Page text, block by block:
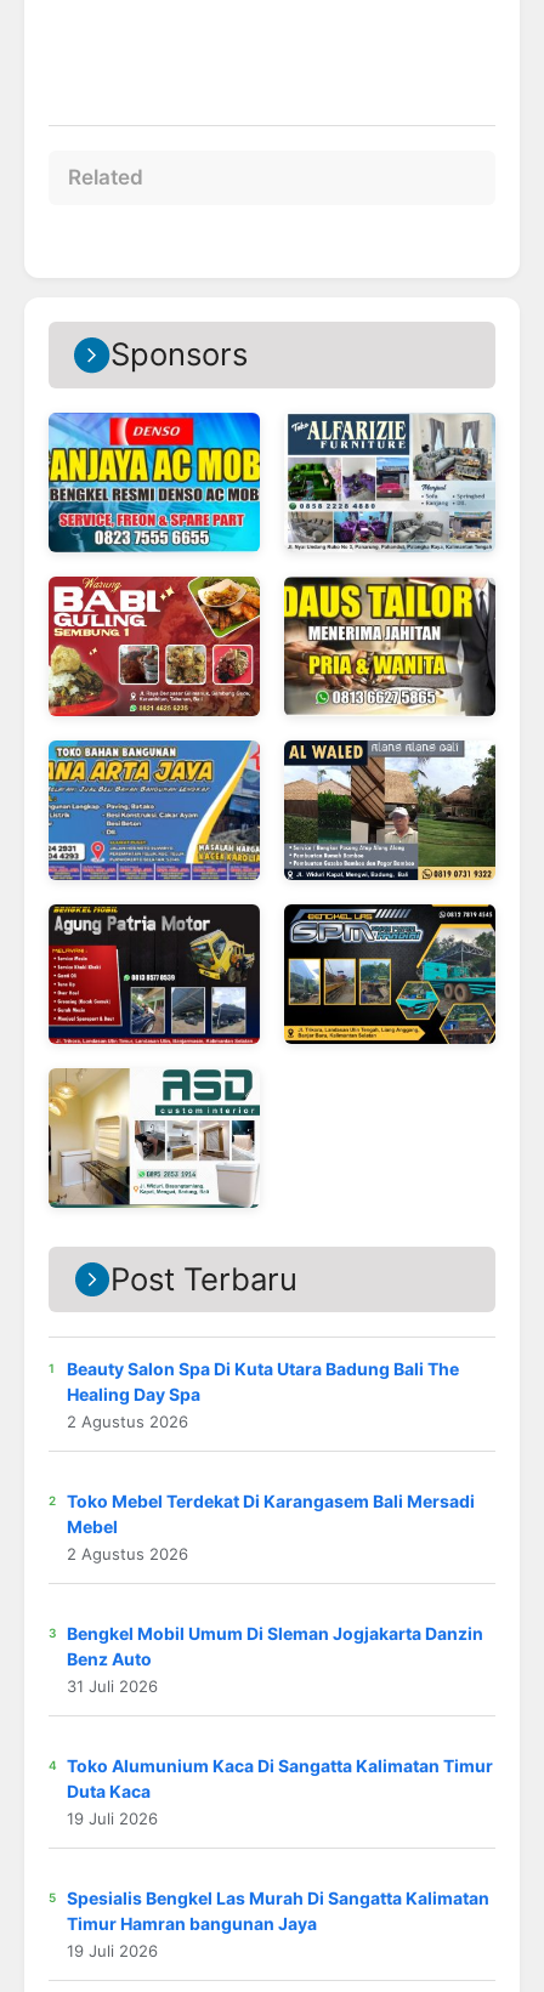
Related
Sponsors
Post Terbaru
Beauty Salon Spa Di Kuta Utara Badung Bali The
Healing Day Spa
2 Agustus 2026
Toko Mebel Terdekat Di Karangasem Bali Mersadi
Mebel
2 Agustus 2026
Bengkel Mobil Umum Di Sleman Jogjakarta Danzin
Benz Auto
31 Juli 2026
Toko Alumunium Kaca Di Sangatta Kalimatan Timur
Duta Kaca
19 Juli 2026
Spesialis Bengkel Las Murah Di Sangatta Kalimatan
Timur Hamran bangunan Jaya
19 Juli 2026